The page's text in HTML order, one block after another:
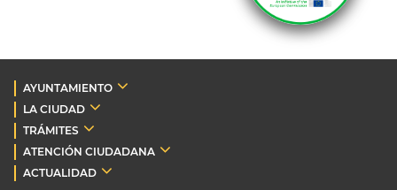
AYUNTAMIENTO
LA CIUDAD
TRÁMITES
ATENCIÓN CIUDADANA
ACTUALIDAD